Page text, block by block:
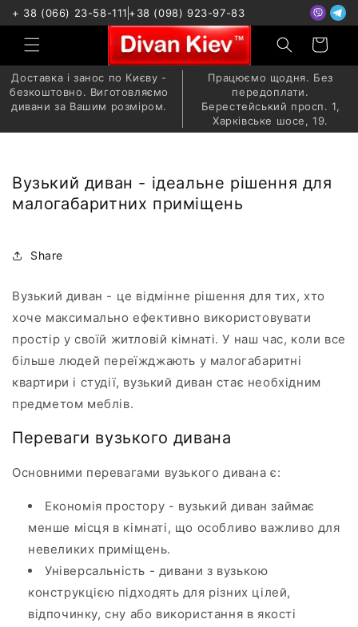
+ 38 (066) 23-58-111 +38 (098) 923-97-83
Доставка і занос по Києву -
безкоштовно. Виготовляємо
дивани за Вашим розміром.
Працюємо щодня. Без
передоплати.
Берестейський просп. 1,
Харківське шосе, 19.
Вузький диван - ідеальне рішення для
малогабаритних приміщень
Share
Вузький диван - це відмінне рішення для тих, хто
хоче максимально ефективно використовувати
простір у своїй житловій кімнаті. У наш час, коли все
більше людей переїжджають у малогабаритні
квартири і студії, вузький диван стає необхідним
предметом меблів.
Переваги вузького дивана
Основними перевагами вузького дивана є:
Економія простору - вузький диван займає
менше місця в кімнаті, що особливо важливо для
невеликих приміщень.
Універсальність - дивани з вузькою
конструкцією підходять для різних цілей,
відпочинку, сну або використання в якості